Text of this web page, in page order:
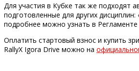
Для участия в Кубке так же подходят
подготовленные для других дисциплин:
подробнее можно узнать в Регламенте
Оплатить стартовый взнос и купить
RallyX Igora Drive можно на